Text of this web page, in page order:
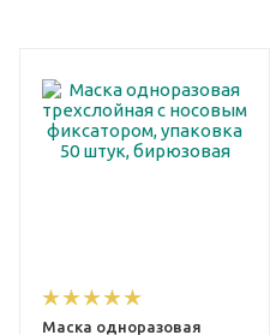
Маска одноразовая